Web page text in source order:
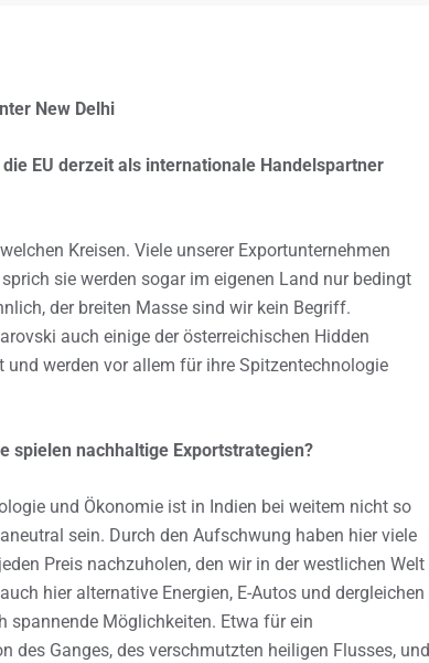
New Delhi
EU derzeit als internationale Handelspartner
Kreisen. Viele unserer Exportunternehmen
sie werden sogar im eigenen Land nur bedingt
der breiten Masse sind wir kein Begriff.
auch einige der österreichischen Hidden
werden vor allem für ihre Spitzentechnologie
spielen nachhaltige Exportstrategien?
und Ökonomie ist in Indien bei weitem nicht so
sein. Durch den Aufschwung haben hier viele
Preis nachzuholen, den wir in der westlichen Welt
hier alternative Energien, E-Autos und dergleichen
spannende Möglichkeiten. Etwa für ein
des Ganges, des verschmutzten heiligen Flusses, und